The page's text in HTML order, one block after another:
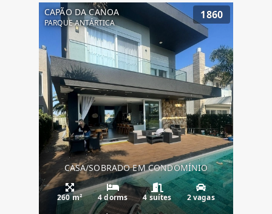
CAPÃO DA CANOA
PARQUE ANTÁRTICA
1860
CASA/SOBRADO EM CONDOMÍNIO
260 m² 4 dorms 4 suítes 2 vagas